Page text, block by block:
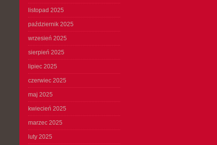
listopad 2025
październik 2025
wrzesień 2025
sierpień 2025
lipiec 2025
czerwiec 2025
maj 2025
kwiecień 2025
marzec 2025
luty 2025